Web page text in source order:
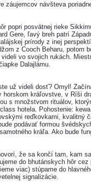
záujemcov návšteva
popri posvätnej rieke
Gere, ľavý breh patrí
prírody z inej
z Cooch Beharu, potom
videli vo svojich rukách.
Dalajlámu.
už videli dosť? Omyl!
horskom kráľovstve, v Ríši
s množstvom rituálov,
hotela. Pohostenie:
reďkovkami, kvalitný
podávať formou
kráľa. Ako bude
že sa končí tam, kam
do bhutánskych hôr
viac) stúpame do
signalizácie.